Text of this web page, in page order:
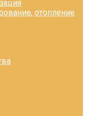
отопление